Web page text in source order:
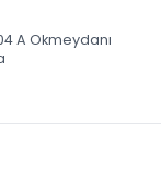
A Okmeydanı